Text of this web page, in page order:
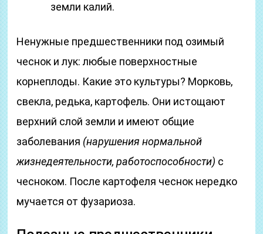
земли калий.
Ненужные предшественники под озимый
чеснок и лук: любые поверхностные
корнеплоды. Какие это культуры? Морковь,
свекла, редька, картофель. Они истощают
верхний слой земли и имеют общие
заболевания (нарушения нормальной
жизнедеятельности, работоспособности) с
чесноком. После картофеля чеснок нередко
мучается от фузариоза.